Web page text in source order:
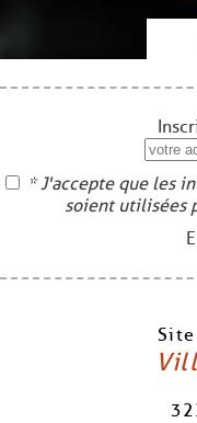
* J'accepte que les
soient utilisées